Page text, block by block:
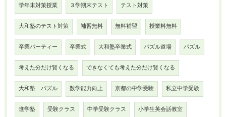
学年末対策授業 ３学期末テスト テスト対策
大和塾のテスト対策 補習無料 無料補習 授業料無料
卒業パーティー 卒業式 大和塾卒業式 パズル道場 パズル
考えた分だけ賢くなる できなくても考えた分だけ賢くなる
大和塾 パズル 数学能力向上 京都の中学受験 私立中学受験
進学塾 受験クラス 中学受験クラス 小学生英会話教室